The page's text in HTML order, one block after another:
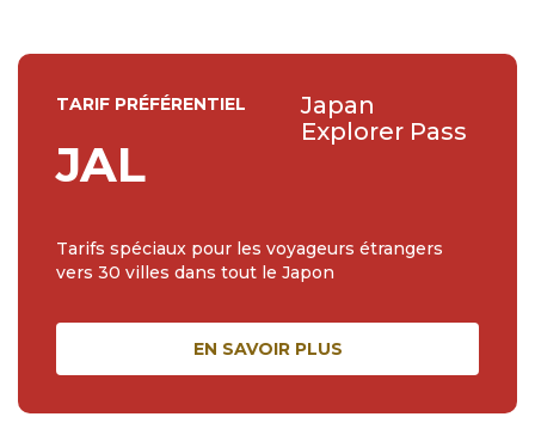
TARIF PRÉFÉRENTIEL
JAL
Japan
Explorer Pass
Tarifs spéciaux pour les voyageurs étrangers
vers 30 villes dans tout le Japon
EN SAVOIR PLUS